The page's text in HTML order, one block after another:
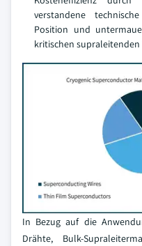
verstandene
Position und
kritischen supraleitenden
In Bezug auf die
Drähte, Bulk-